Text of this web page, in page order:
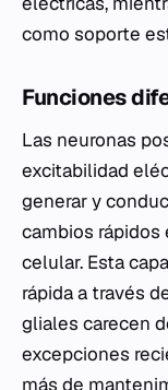
como soporte
Funciones
Las neuronas
excitabilidad
generar y
cambios rápidos
celular. Esta
rápida a través
gliales carecen
excepciones
más de